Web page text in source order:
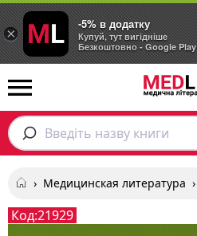
Введіть назву книги
› Медицинская литература ›
Код:21929
×
-5% в додатку
Купуй, тут вигідніше
Безкоштовно - Google Play